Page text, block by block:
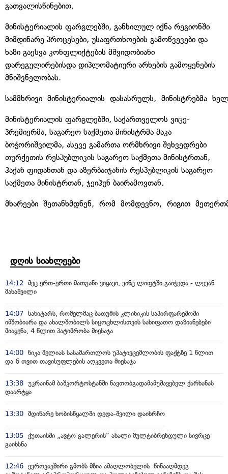
გათვალისწინებით.
მინისტერიალის ფარგლებში, განხილულ იქნა რეგიონში
მიმდინარე პროცესები, უსაფრთხოების გამოწვევები და
ხაზი გაესვა კონფლიქტების მშვიდობიანი
დარეგულირებისდა დიპლომატიური არხების გამოყენების
მნიშვნელობას.
სამმხრივი მინისტერიალის დასასრულს, მინისტრებმა
მინისტერიალის ფარგლებში, საქართველოს ვიცე-
პრემიერმა, საგარეო საქმეთა მინისტრმა მაკა
ბოჭორიშვილმა, ასევე გამართა ორმხრივი შეხვედრები
თურქეთის რესპუბლიკის საგარეო საქმეთა მინისტრთან,
ჰაქან ფიდანთან და აზერბაიჯანის რესპუბლიკის საგარეო
საქმეთა მინისტრთან, ჯეიჰუნ ბაირამოვთან.
მხარეები შეთანხმდნენ, რომ მომდევნო, რიგით
დღის სიახლეები
14:12
მეც ერთ-ერთი მათგანი ვიყავი, ვინც ლიფტში გაიჭედა - ლევან
მახაშვილი
14:07 სანიტარს, რომელმაც ბათუმის კლინიკის საპირფარეშოში
იმშობიარა და ახალშობილს სიცოცხლისთვის სახიფათო დაზიანებები
მიაყენა, 4 წლით პატიმრობა მიესაჯა
14:00 ნიკა მელიას სასამართლოს უპატივცემლობის ფაქტზე 1 წლით
და 6 თვით თავისუფლების აღკვეთა მიესაჯა
13:38 უკრაინამ ბაშკორტოსტანში ნავთობგადამამუშავებელ ქარხანას
დაარტყა
13:30 მდინარე ხობისწყალში დედა-შვილი დაიხრჩო
13:05 ქუთაისში „ავტო გალერის“ ახალი მულტიბრენდული სივრცე
გაიხსნა
12:46 ევროკავშირი გმობს მზია ამაღლობელის წინააღმდეგ